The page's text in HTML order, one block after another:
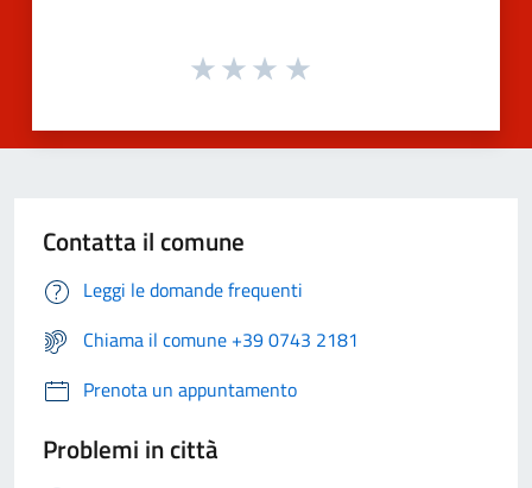
Contatta il comune
Leggi le domande frequenti
Chiama il comune +39 0743 2181
Prenota un appuntamento
Problemi in città